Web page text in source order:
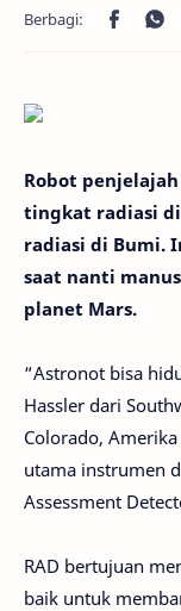
Robot
tingkat radiasi
radiasi di Bumi.
saat nanti
planet Mars.
“Astronot bisa
Hassler dari
Colorado,
utama instrumen
Assessment
RAD bertujuan
baik untuk